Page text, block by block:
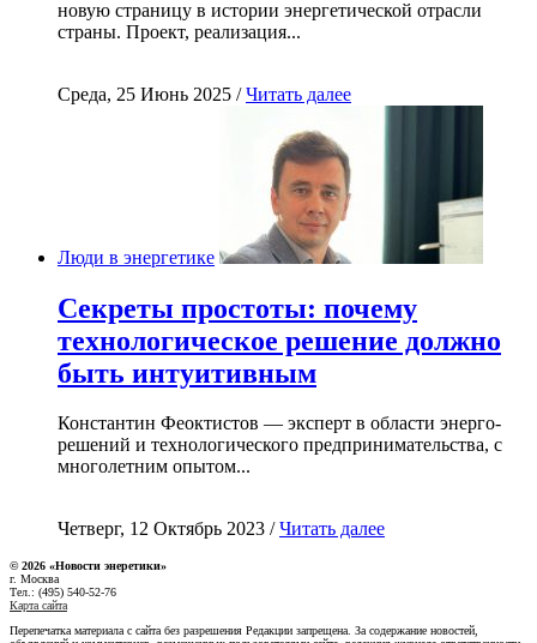
новую страницу в истории энергетической отрасли
страны. Проект, реализация...
Среда, 25 Июнь 2025 /Читать далее
Люди в энергетике
Секреты простоты: почему
технологическое решение должно
быть интуитивным
Константин Феоктистов — эксперт в области энерго-
решений и технологического предпринимательства, с
многолетним опытом...
Четверг, 12 Октябрь 2023 /Читать далее
© 2026 «Новости энеретики»
г. Москва
Тел.: (495) 540-52-76
Карта сайта
Перепечатка материала с сайта без разрешения Редакции запрещена. За содержание новостей,